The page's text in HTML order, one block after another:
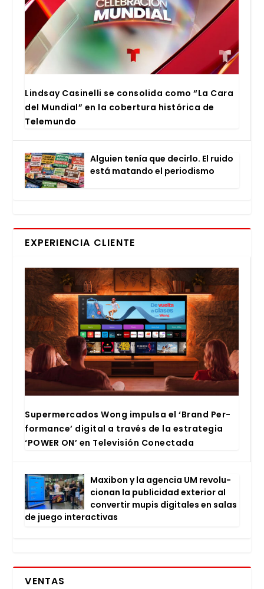
Lind­say Casi­ne­lli se con­so­li­da como “La Cara
del Mun­dial” en la cober­tu­ra his­tó­ri­ca de
Tele­mun­do
Alguien tenía que decir­lo. El rui­do
está matan­do el perio­dis­mo
EXPERIENCIA CLIENTE
Super­mer­ca­dos Wong impul­sa el ‘Brand Per­
for­man­ce’ digi­tal a tra­vés de la estra­te­gia
‘POWER ON’ en Tele­vi­sión Conec­ta­da
Maxi­bon y la agen­cia UM revo­lu­
cio­nan la publi­ci­dad exte­rior al
con­ver­tir mupis digi­ta­les en salas
de jue­go inter­ac­ti­vas
VENTAS